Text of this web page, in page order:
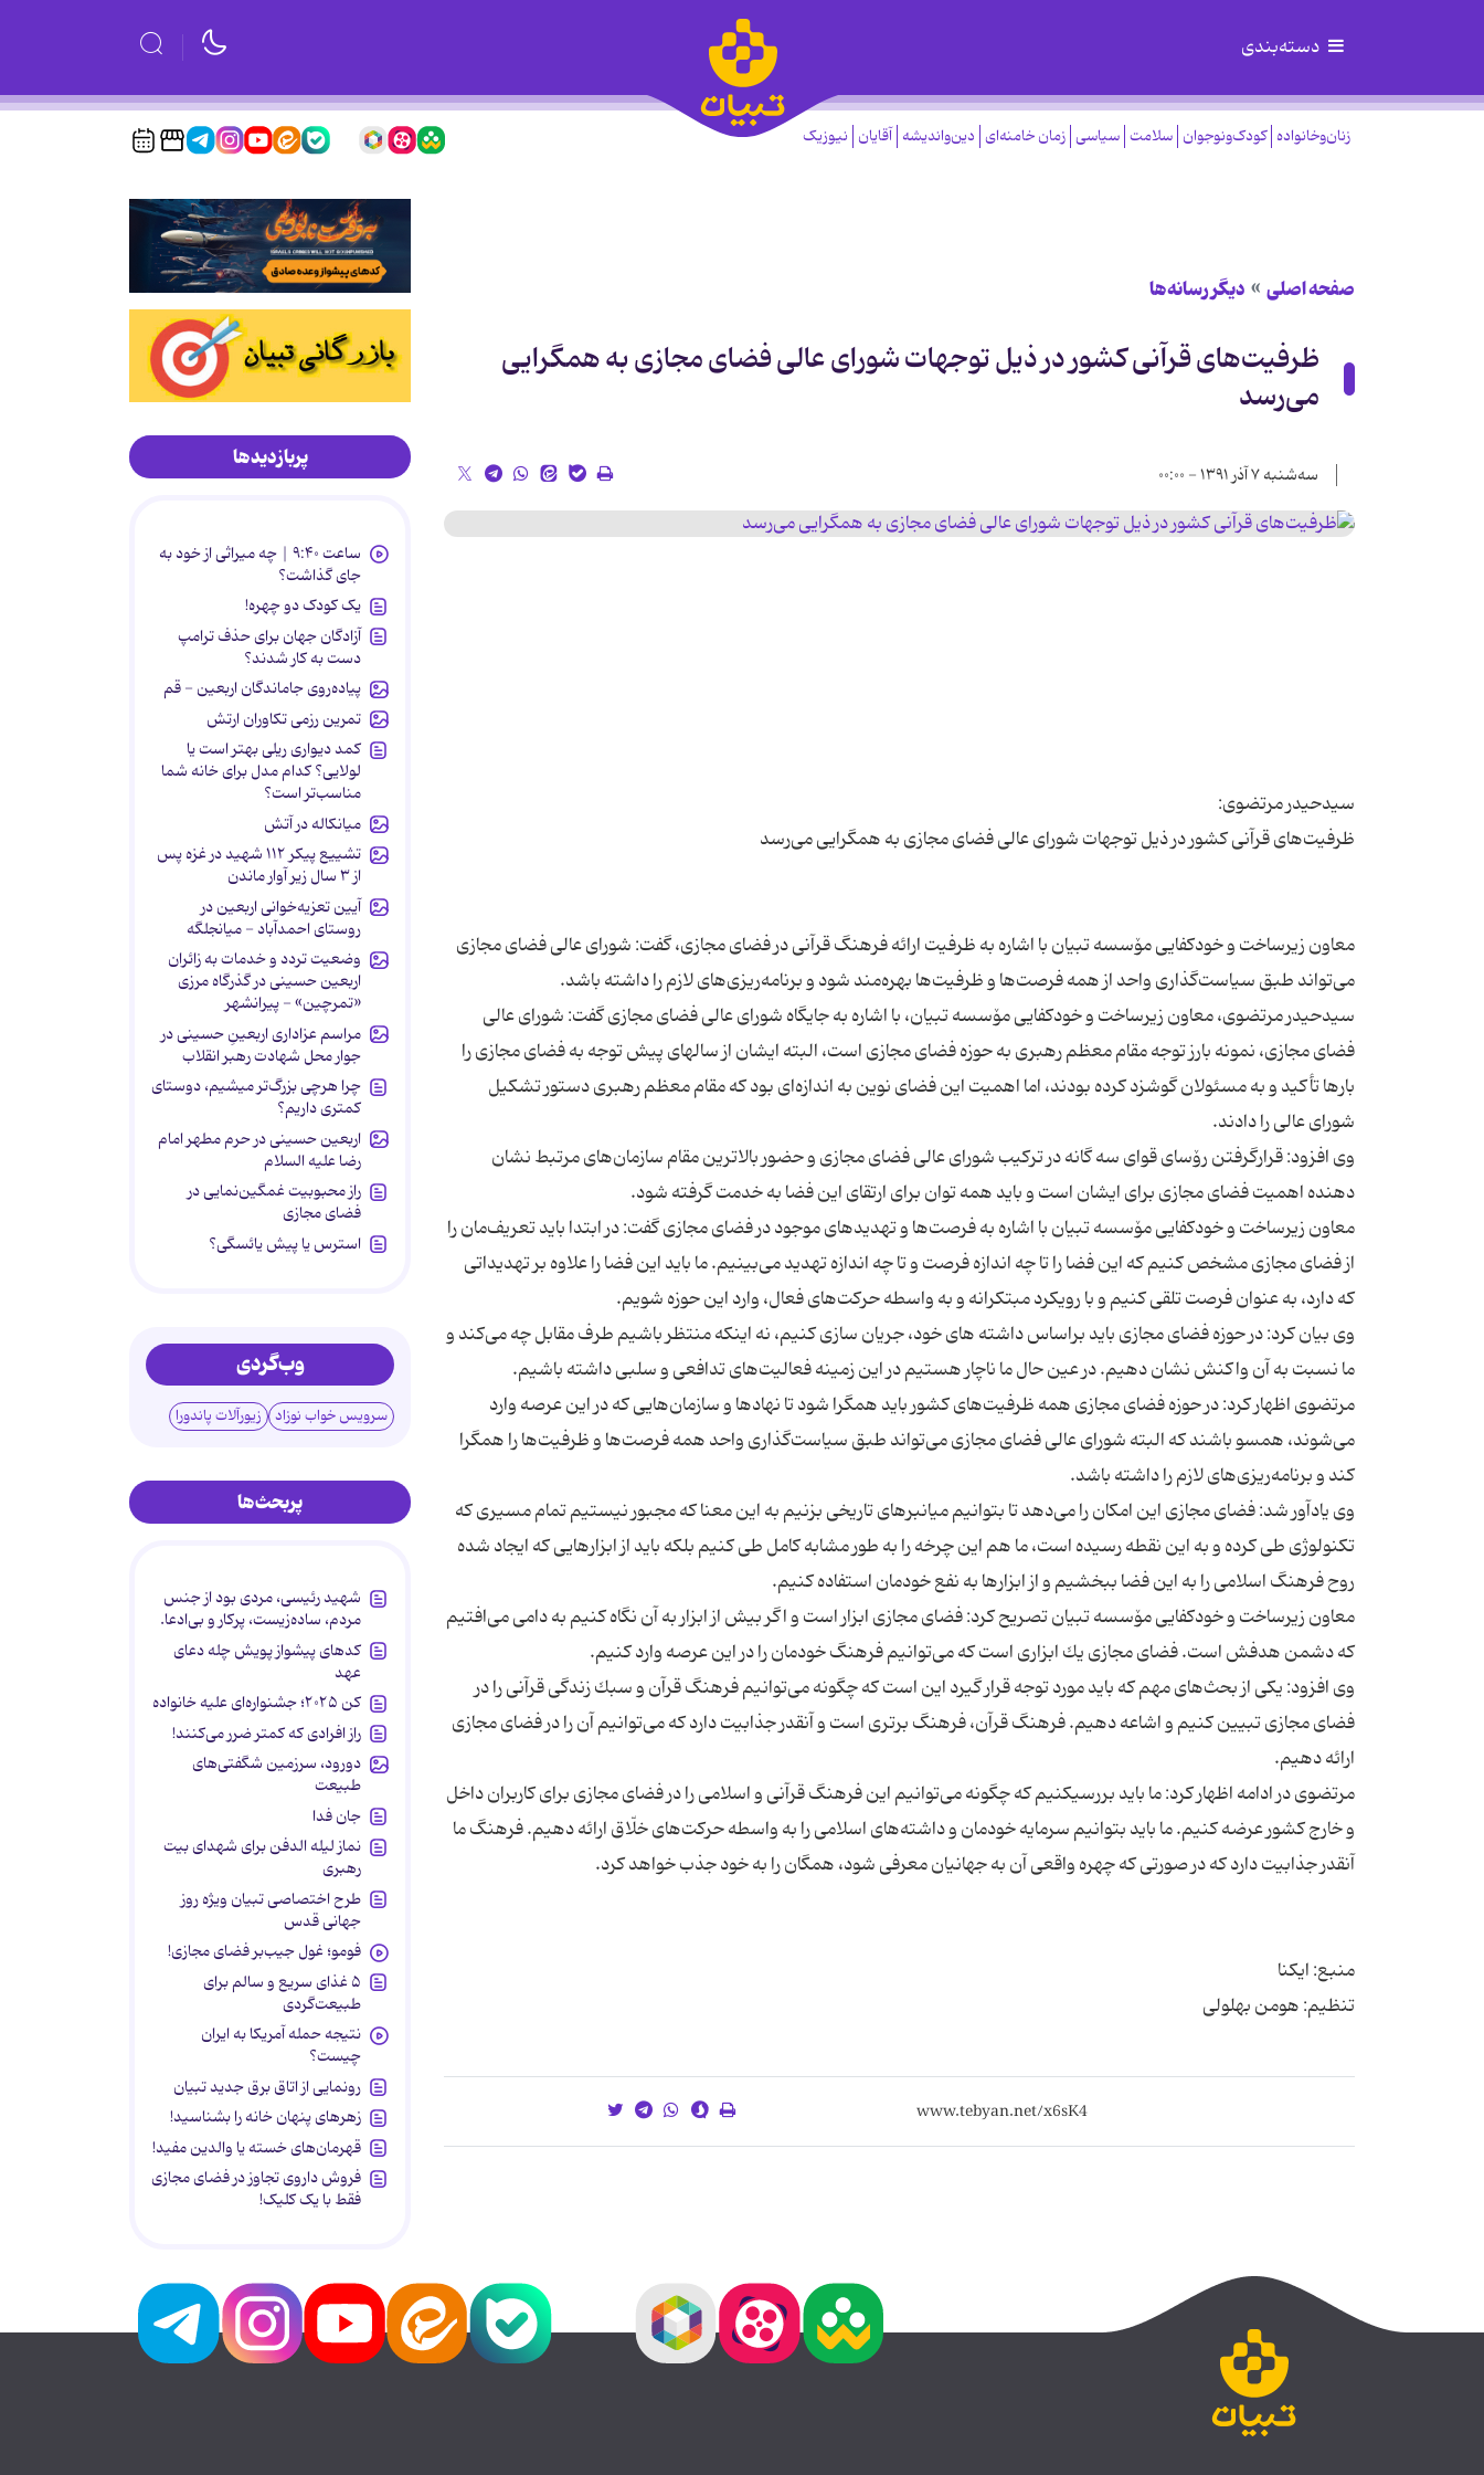
دسته‌بندی
زنان‌وخانواده کودک‌ونوجوان سلامت سیاسی زمان خامنه‌ای دین‌واندیشه آقایان نیوزیک
صفحه اصلی دیگر رسانه‌ها
ظرفیت‌های قرآنی كشور در ذیل توجهات شورای عالی فضای مجازی به همگرایی
می‌رسد
سه‌شنبه ۷ آذر ۱۳۹۱ - ۰۰:۰۰
معاون زیرساخت و خودكفایی مۆسسه تبیان با اشاره به ظرفیت ارائه فرهنگ قرآنی در فضای مجازی، گفت: شورای عالی فضای مجازی
سیدحیدر مرتضوی، معاون زیرساخت و خودكفایی مۆسسه تبیان، با اشاره به جایگاه شورای عالی فضای مجازی گفت: شورای عالی
فضای مجازی، نمونه بارز توجه مقام معظم رهبری به حوزه فضای مجازی است، البته ایشان از سالهای پیش توجه به فضای مجازی را
بارها تأكید و به مسئولان گوشزد كرده بودند، اما اهمیت این فضای نوین به اندازه‌ای بود كه مقام معظم رهبری دستور تشكیل
وی افزود: قرارگرفتن رۆسای قوای سه گانه در تركیب شورای عالی فضای مجازی و حضور بالاترین مقام سازمان‌های مرتبط نشان
معاون زیرساخت و خودكفایی مۆسسه تبیان با اشاره به فرصت‌ها و تهدیدهای موجود در فضای مجازی گفت: در ابتدا باید تعریف‌مان را
از فضای مجازی مشخص كنیم كه این فضا را تا چه اندازه فرصت و تا چه اندازه تهدید می‌بینیم. ما باید این فضا را علاوه بر تهدیداتی
وی بیان كرد: در حوزه فضای مجازی باید براساس داشته های خود، جریان سازی كنیم، نه اینكه منتظر باشیم طرف مقابل چه می‌كند و
مرتضوی اظهار كرد: در حوزه فضای مجازی همه ظرفیت‌های كشور باید همگرا شود تا نهادها و سازمان‌هایی كه در این عرصه وارد
می‌شوند، همسو باشند كه البته شورای عالی فضای مجازی می‌تواند طبق سیاست‌گذاری واحد همه فرصت‌ها و ظرفیت‌ها را همگرا
وی یادآور شد: فضای مجازی این امكان را می‌دهد تا بتوانیم میانبرهای تاریخی بزنیم به این معنا كه مجبور نیستیم تمام مسیری كه
تكنولوژی طی كرده و به این نقطه رسیده است، ما هم این چرخه را به طور مشابه كامل طی كنیم بلكه باید از ابزارهایی كه ایجاد شده
معاون زیرساخت و خودكفایی مۆسسه تبیان تصریح كرد: فضای مجازی ابزار است و اگر بیش از ابزار به آن نگاه كنیم به دامی می‌افتیم
وی افزود: یكی از بحث‌های مهم كه باید مورد توجه قرار گیرد این است كه چگونه می‌توانیم فرهنگ قرآن و سبك زندگی قرآنی را در
فضای مجازی تبیین كنیم و اشاعه دهیم. فرهنگ قرآن، فرهنگ برتری است و آنقدر جذابیت دارد كه می‌توانیم آن را در فضای مجازی
مرتضوی در ادامه اظهار كرد: ما باید بررسیكنیم كه چگونه می‌توانیم این فرهنگ قرآنی و اسلامی را در فضای مجازی برای كاربران داخل
و خارج كشور عرضه كنیم. ما باید بتوانیم سرمایه خودمان و داشته‌های اسلامی را به واسطه حركت‌های خلّاق ارائه دهیم. فرهنگ ما
تنظیم: هومن بهلولی
پربازدیدها
ساعت ۹:۴۰ | چه میراثی از خود به
جای گذاشت؟
یک کودک دو چهره!
آزادگان جهان برای حذف ترامپ
دست به کار شدند؟
پیاده‌روی جاماندگان اربعین - قم
تمرین رزمی تکاوران ارتش
کمد دیواری ریلی بهتر است یا
لولایی؟ کدام مدل برای خانه شما
مناسب‌تر است؟
میانکاله در آتش
تشییع پیکر ۱۱۲ شهید در غزه پس
از ۳ سال زیر آوار ماندن
آیین تعزیه‌خوانی اربعین در
روستای احمدآباد - میانجلگه
وضعیت تردد و خدمات به زائران
اربعین حسینی در گذرگاه مرزی
«تمرچین» - پیرانشهر
مراسم عزاداری اربعینِ حسینی در
جوار محل شهادت رهبر انقلاب
چرا هرچی بزرگ‌تر میشیم، دوستای
کمتری داریم؟
اربعین حسینی در حرم مطهر امام
رضا علیه السلام
راز محبوبیت غمگین‌نمایی در
فضای مجازی
استرس یا پیش یائسگی؟
وب‌گردی
سرویس خواب نوزاد زیورآلات پاندورا
پربحث‌ها
شهید رئیسی، مردی بود از جنس
مردم، ساده‌زیست، پرکار و بی‌ادعا.
کدهای پیشواز پویش چله دعای
عهد
کن ۲۰۲۵؛ جشنواره‌ای علیه خانواده
راز افرادی که کمتر ضرر می‌کنند!
دورود، سرزمین شگفتی‌های
طبیعت
جان فدا
نماز لیله الدفن برای شهدای بیت
رهبری
طرح اختصاصی تبیان ویژه روز
جهانی قدس
فومو؛ غول جیب‌بر فضای مجازی!
۵ غذای سریع و سالم برای
طبیعت‌گردی
نتیجه حمله آمریکا به ایران
چیست؟
رونمایی از اتاق برق جدید تبیان
زهرهای پنهان خانه را بشناسید!
قهرمان‌های خسته یا والدین مفید!
فروش داروی تجاوز در فضای مجازی
فقط با یک کلیک!